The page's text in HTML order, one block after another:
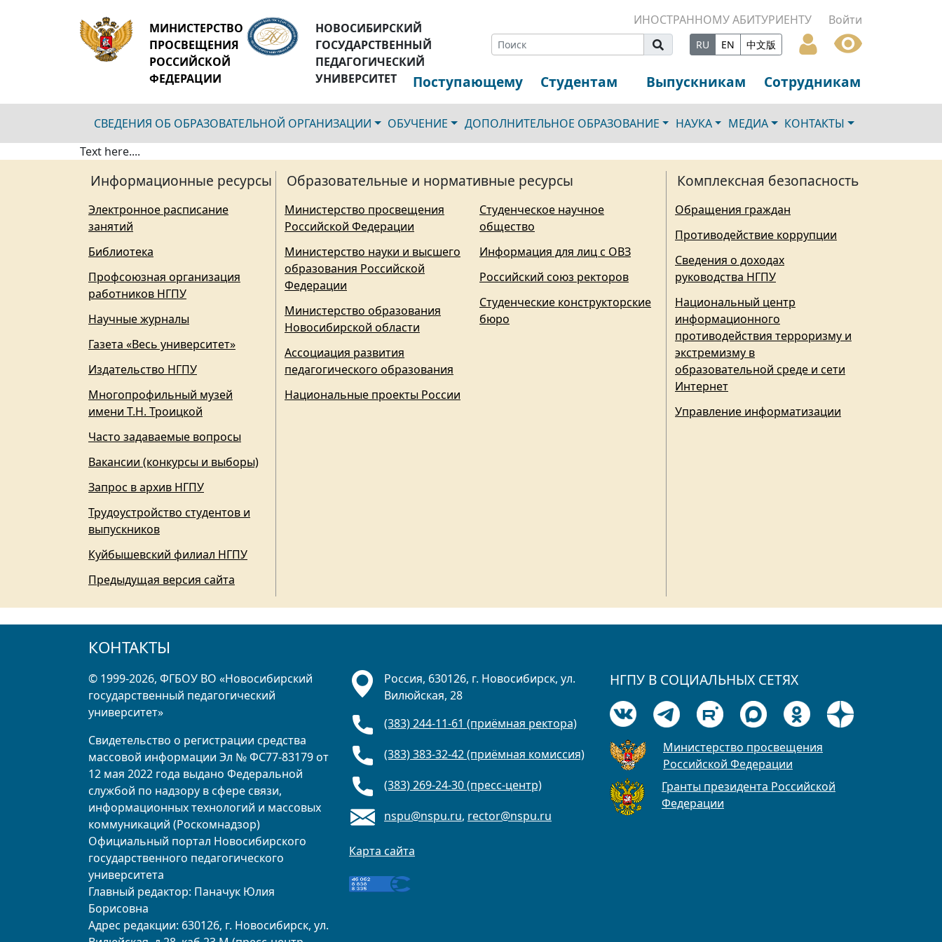
МИНИСТЕРСТВО
ПРОСВЕЩЕНИЯ
РОССИЙСКОЙ
ФЕДЕРАЦИИ
НОВОСИБИРСКИЙ
ГОСУДАРСТВЕННЫЙ
ПЕДАГОГИЧЕСКИЙ
УНИВЕРСИТЕТ
ИНОСТРАННОМУ АБИТУРИЕНТУ Войти
RU EN 中文版
Поступающему Студентам Выпускникам Сотрудникам
СВЕДЕНИЯ ОБ ОБРАЗОВАТЕЛЬНОЙ ОРГАНИЗАЦИИ ОБУЧЕНИЕ ДОПОЛНИТЕЛЬНОЕ ОБРАЗОВАНИЕ НАУКА МЕДИА
КОНТАКТЫ
Text here....
Информационные ресурсы
Электронное расписание
занятий
Библиотека
Профсоюзная организация
работников НГПУ
Научные журналы
Газета «Весь университет»
Издательство НГПУ
Многопрофильный музей
имени Т.Н. Троицкой
Часто задаваемые вопросы
Вакансии (конкурсы и выборы)
Запрос в архив НГПУ
Трудоустройство студентов и
выпускников
Куйбышевский филиал НГПУ
Предыдущая версия сайта
Образовательные и нормативные ресурсы
Министерство просвещения
Российской Федерации
Министерство науки и высшего
образования Российской
Федерации
Министерство образования
Новосибирской области
Ассоциация развития
педагогического образования
Национальные проекты России
Студенческое научное
общество
Информация для лиц с ОВЗ
Российский союз ректоров
Студенческие конструкторские
бюро
Комплексная безопасность
Обращения граждан
Противодействие коррупции
Сведения о доходах
руководства НГПУ
Национальный центр
информационного
противодействия терроризму и
экстремизму в
образовательной среде и сети
Интернет
Управление информатизации
КОНТАКТЫ
© 1999-2026, ФГБОУ ВО «Новосибирский
государственный педагогический
университет»
Свидетельство о регистрации средства
массовой информации Эл № ФС77-83179 от
12 мая 2022 года выдано Федеральной
службой по надзору в сфере связи,
информационных технологий и массовых
коммуникаций (Роскомнадзор)
Официальный портал Новосибирского
государственного педагогического
университета
Главный редактор: Паначук Юлия
Борисовна
Адрес редакции: 630126, г. Новосибирск, ул.
Россия, 630126, г. Новосибирск, ул.
Вилюйская, 28
(383) 244-11-61 (приёмная ректора)
(383) 383-32-42 (приёмная комиссия)
(383) 269-24-30 (пресс-центр)
nspu@nspu.ru, rector@nspu.ru
Карта сайта
НГПУ В СОЦИАЛЬНЫХ СЕТЯХ
Министерство просвещения
Российской Федерации
Гранты президента Российской
Федерации